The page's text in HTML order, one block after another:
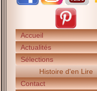
Accueil
Actualités
Sélections
Histoire d'en Lire
Contact